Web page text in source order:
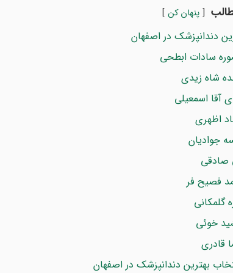
پنهان کن
دندانپزشک در اصفهان
سادات ابطحی
شاه زیدی
آقا اسمعیلی
اظهری
جوادیان
صادقی
فصیح فر
گلمکانی
خوئی
قادری
بهترین دندانپزشک در اصفهان